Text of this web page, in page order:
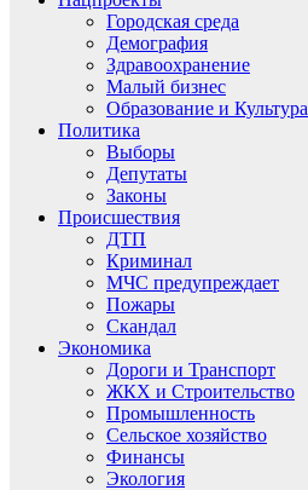
Городская среда
Демография
Здравоохранение
Малый бизнес
Образование и Культура
Политика
Выборы
Депутаты
Законы
Происшествия
ДТП
Криминал
МЧС предупреждает
Пожары
Скандал
Экономика
Дороги и Транспорт
ЖКХ и Строительство
Промышленность
Сельское хозяйство
Финансы
Экология